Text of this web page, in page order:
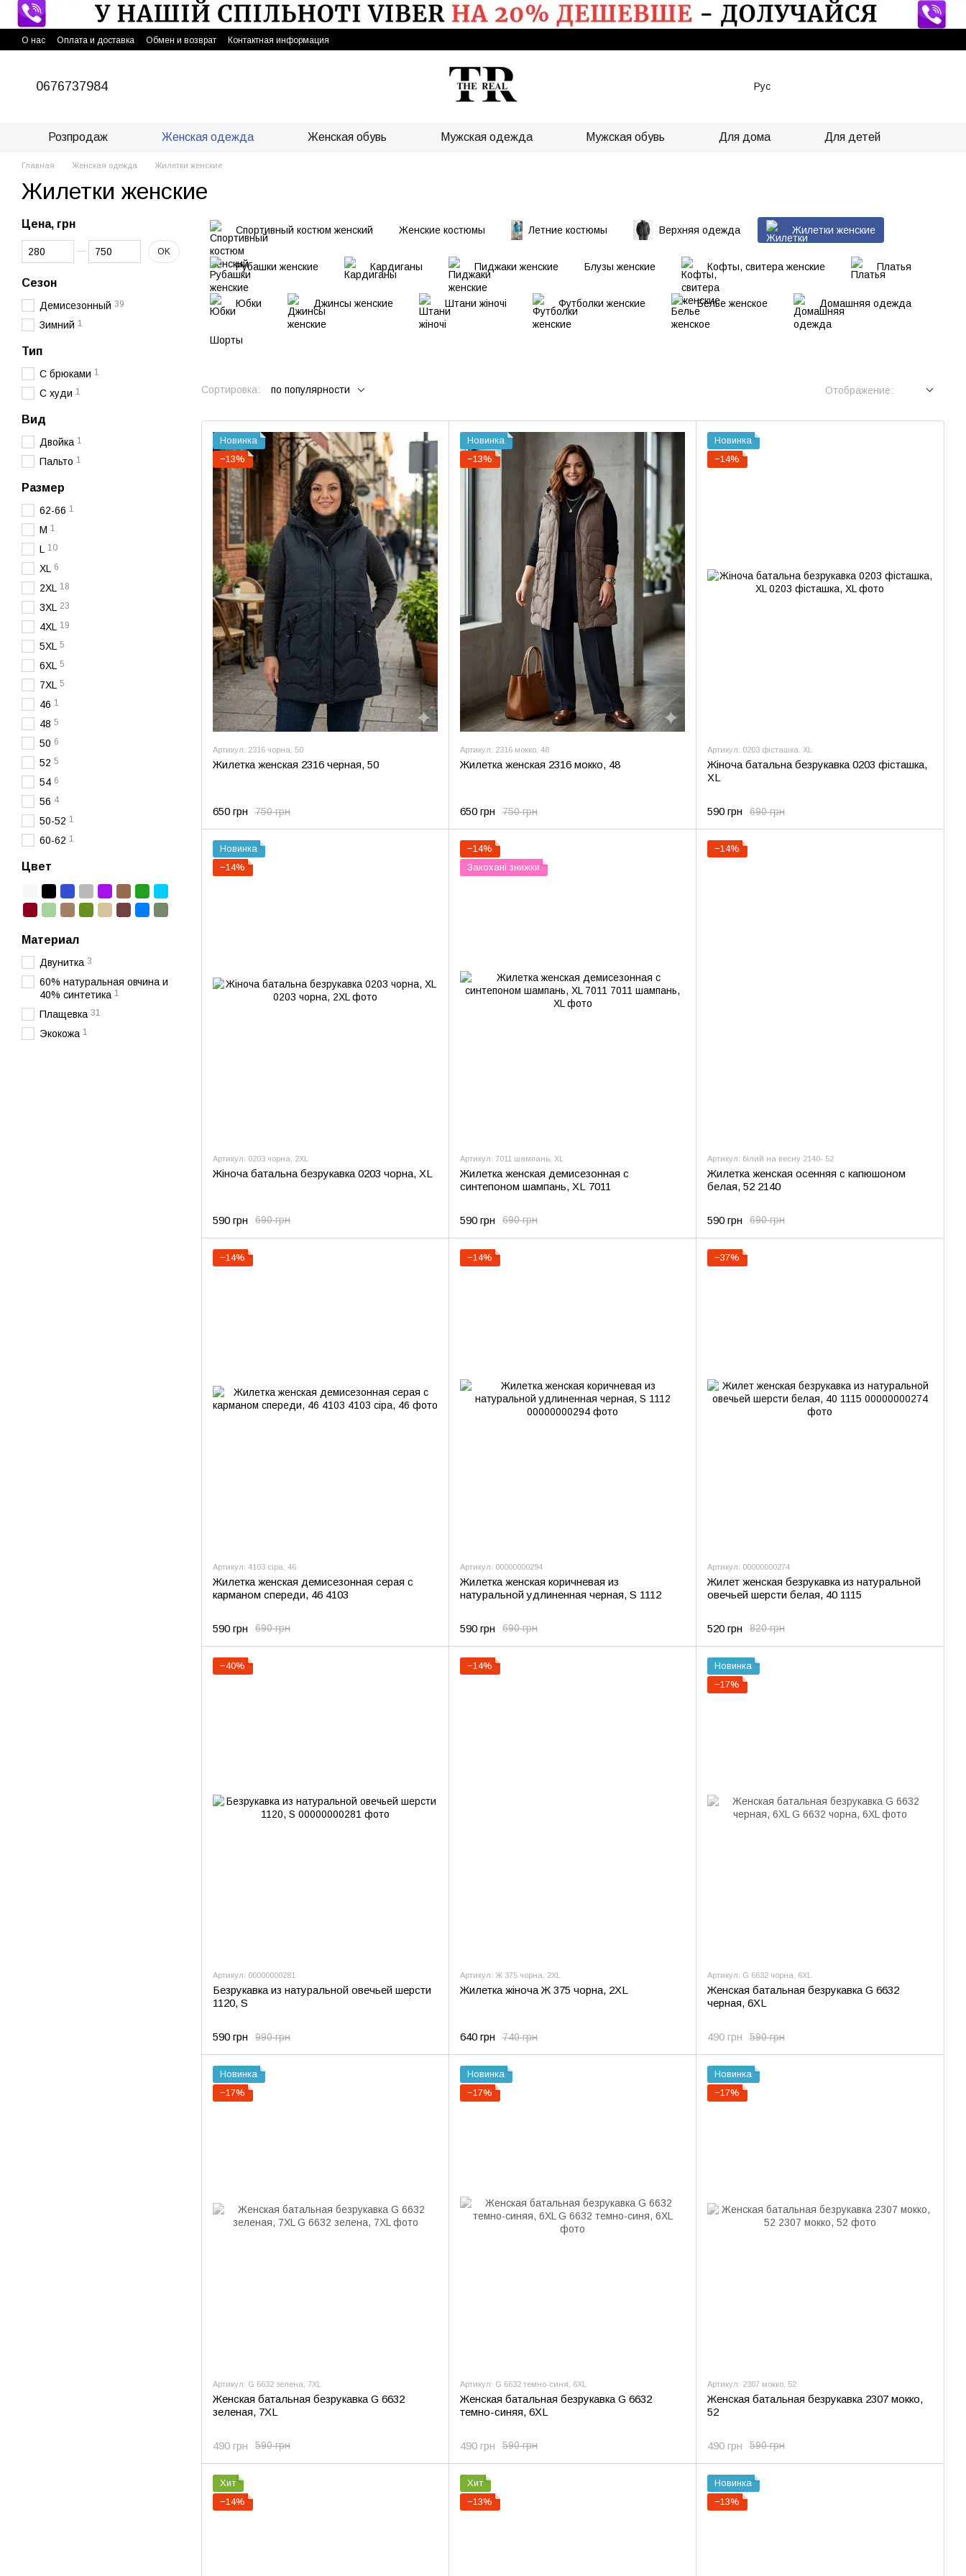
Перейти к основному контенту
О нас Оплата и доставка Обмен и возврат Контактная информация
0676737984 Рус
Розпродаж Женская одежда Женская обувь Мужская одежда Мужская обувь Для дома Для детей
Главная Женская одежда Жилетки женские
Жилетки женские
Спортивный костюм женский Женские костюмы Летние костюмы Верхняя одежда Жилетки женские
Рубашки женские Кардиганы Пиджаки женские Блузы женские Кофты, свитера женские Платья
Юбки Джинсы женские Штани жіночі Футболки женские Белье женское Домашняя одежда
Шорты
Сортировка: по популярности Отображение:
Новинка
−13%
Артикул: 2316 чорна, 50
Жилетка женская 2316 черная, 50
750 грн
650 грн
Новинка
−13%
Артикул: 2316 мокко, 48
Жилетка женская 2316 мокко, 48
750 грн
650 грн
Новинка
−14%
Артикул: 0203 фісташка, XL
Жіноча батальна безрукавка 0203 фісташка,
XL
690 грн
590 грн
Новинка
−14%
Артикул: 0203 чорна, 2XL
Жіноча батальна безрукавка 0203 чорна, XL
690 грн
590 грн
−14%
Закохані знижки
Артикул: 7011 шампань, XL
Жилетка женская демисезонная с
синтепоном шампань, XL 7011
690 грн
590 грн
−14%
Артикул: білий на весну 2140- 52
Жилетка женская осенняя с капюшоном
белая, 52 2140
690 грн
590 грн
−14%
Артикул: 4103 сіра, 46
Жилетка женская демисезонная серая с
карманом спереди, 46 4103
690 грн
590 грн
−14%
Артикул: 00000000294
Жилетка женская коричневая из
натуральной удлиненная черная, S 1112
690 грн
590 грн
−37%
Артикул: 00000000274
Жилет женская безрукавка из натуральной
овечьей шерсти белая, 40 1115
820 грн
520 грн
−40%
Артикул: 00000000281
Безрукавка из натуральной овечьей шерсти
1120, S
990 грн
590 грн
−14%
Артикул: Ж 375 чорна, 2XL
Жилетка жіноча Ж 375 чорна, 2XL
740 грн
640 грн
Новинка
−17%
Артикул: G 6632 чорна, 6XL
Женская батальная безрукавка G 6632
черная, 6XL
590 грн
490 грн
Новинка
−17%
Артикул: G 6632 зелена, 7XL
Женская батальная безрукавка G 6632
зеленая, 7XL
590 грн
490 грн
Новинка
−17%
Артикул: G 6632 темно-синя, 6XL
Женская батальная безрукавка G 6632
темно-синяя, 6XL
590 грн
490 грн
Новинка
−17%
Артикул: 2307 мокко, 52
Женская батальная безрукавка 2307 мокко,
52
590 грн
490 грн
Хит
−14%
Хит
−13%
Новинка
−13%
Цена, грн
От Цена, грн
До Цена, грн OK
Сезон
Демисезонный 39
Зимний 1
Тип
С брюками 1
С худи 1
Вид
Двойка 1
Пальто 1
Размер
62-66 1
M 1
L 10
XL 6
2XL 18
3XL 23
4XL 19
5XL 5
6XL 5
7XL 5
46 1
48 5
50 6
52 5
54 6
56 4
50-52 1
60-62 1
Цвет
Материал
Двунитка 3
60% натуральная овчина и
40% синтетика 1
Плащевка 31
Экокожа 1